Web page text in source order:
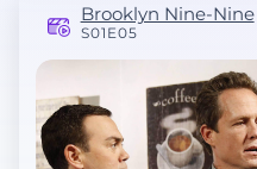
Brooklyn Nine-Nine
S01E05